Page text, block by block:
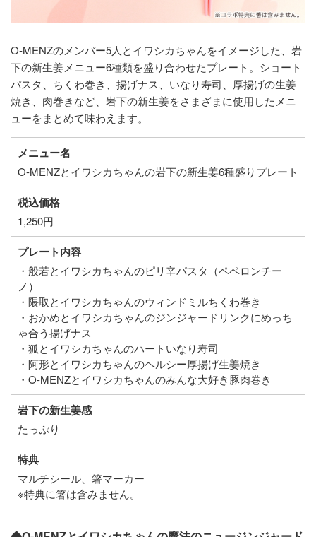
O-MENZのメンバー5人とイワシカちゃんをイメージした、岩
下の新生姜メニュー6種類を盛り合わせたプレート。ショート
パスタ、ちくわ巻き、揚げナス、いなり寿司、厚揚げの生姜
焼き、肉巻きなど、岩下の新生姜をさまざまに使用したメニ
ューをまとめて味わえます。
メニュー名
O-MENZとイワシカちゃんの岩下の新生姜6種盛りプレート
税込価格
1,250円
プレート内容
・般若とイワシカちゃんのピリ辛パスタ（ペペロンチー
ノ）
・隈取とイワシカちゃんのウィンドミルちくわ巻き
・おかめとイワシカちゃんのジンジャードリンクにめっち
ゃ合う揚げナス
・狐とイワシカちゃんのハートいなり寿司
・阿形とイワシカちゃんのヘルシー厚揚げ生姜焼き
・O-MENZとイワシカちゃんのみんな大好き豚肉巻き
岩下の新生姜感
たっぷり
特典
マルチシール、箸マーカー
※特典に箸は含みません。